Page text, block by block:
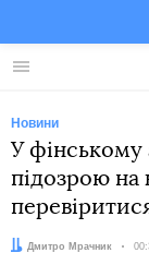
Меню
Новини
У
підозрою на
Автор:
Дмитро Мрачник